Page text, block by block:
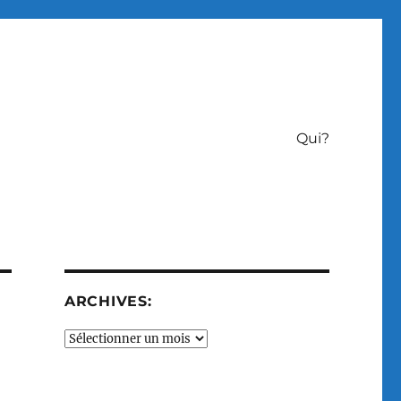
Qui?
ARCHIVES:
Archives: